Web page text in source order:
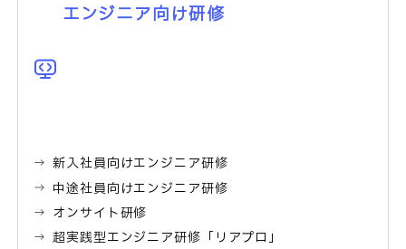
エンジニア向け研修
新入社員向けエンジニア研修
中途社員向けエンジニア研修
オンサイト研修
超実践型エンジニア研修「リアプロ」